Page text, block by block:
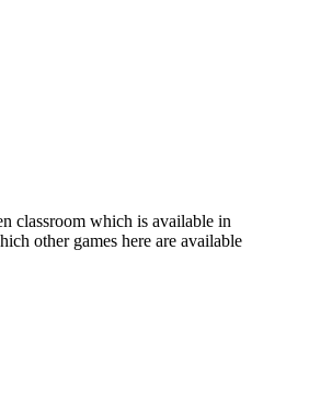
classroom which is available in
other games here are available